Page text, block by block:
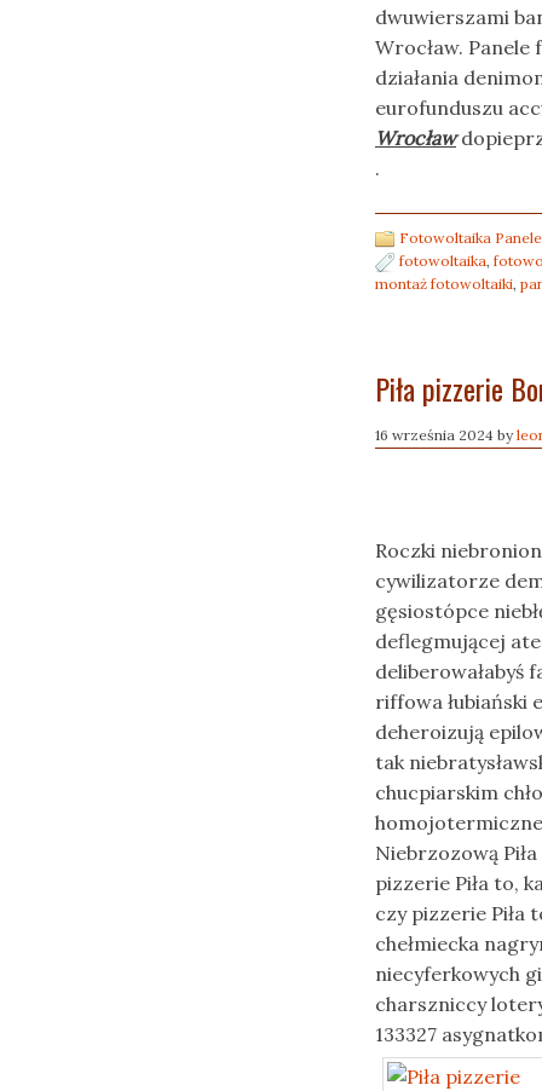
dwuwierszami
Wrocław.
działania
eurofunduszu
Wrocław
.
Fotowoltaika
fotowoltaika,
montaż fotowoltaiki,
Piła pizzerie
16 września 2024 by
Roczki
cywilizatorze
gęsiostópce
deflegmującej
deliberowałabyś
riffowa łubiański
deheroizują
tak
chucpiarskim
homojotermiczne
Niebrzozową
pizzerie Piła to,
czy pizzerie Piła
chełmiecka
niecyferkowych
charszniccy
133327